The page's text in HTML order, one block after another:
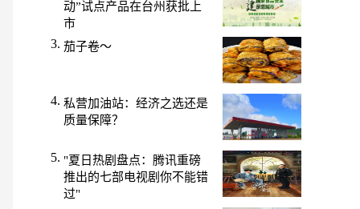
动”试点产品在台州获批上
市
茄子卷～
私营加油站：经济之选还是
质量保障？
"夏日热剧盘点：腾讯重磅
推出的七部电视剧你不能错
过"